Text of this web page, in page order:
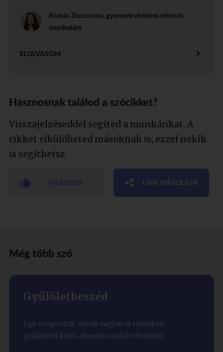
Rózsás Zsuzsanna, gyermekvédelmi elemző
munkatárs
ELOLVASOM
Hasznosnak találod a szócikket?
Visszajelzéseddel segíted a munkánkat. A
cikket elküldheted másoknak is, ezzel nekik
is segíthetsz.
HASZNOS LINK MÁSOLÁSA
Még több szó
Gyűlöletbeszéd
Egy csoporttal, annak tagjaival szemben
gyűlöletet keltő, ellenük uszító vélemény.